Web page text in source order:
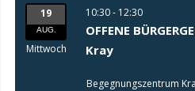
19
AUG.
Mittwoch
10:30 - 12:30
OFFENE
Kray
Begegnungszentrum